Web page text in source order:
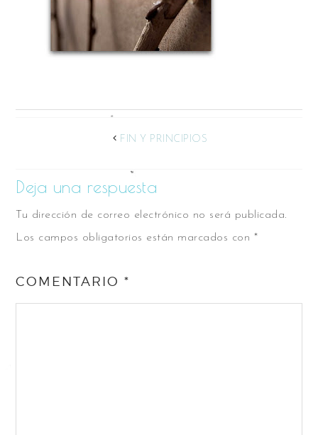
FIN Y PRINCIPIOS
Deja una respuesta
Tu dirección de correo electrónico no será publicada.
Los campos obligatorios están marcados con *
COMENTARIO*